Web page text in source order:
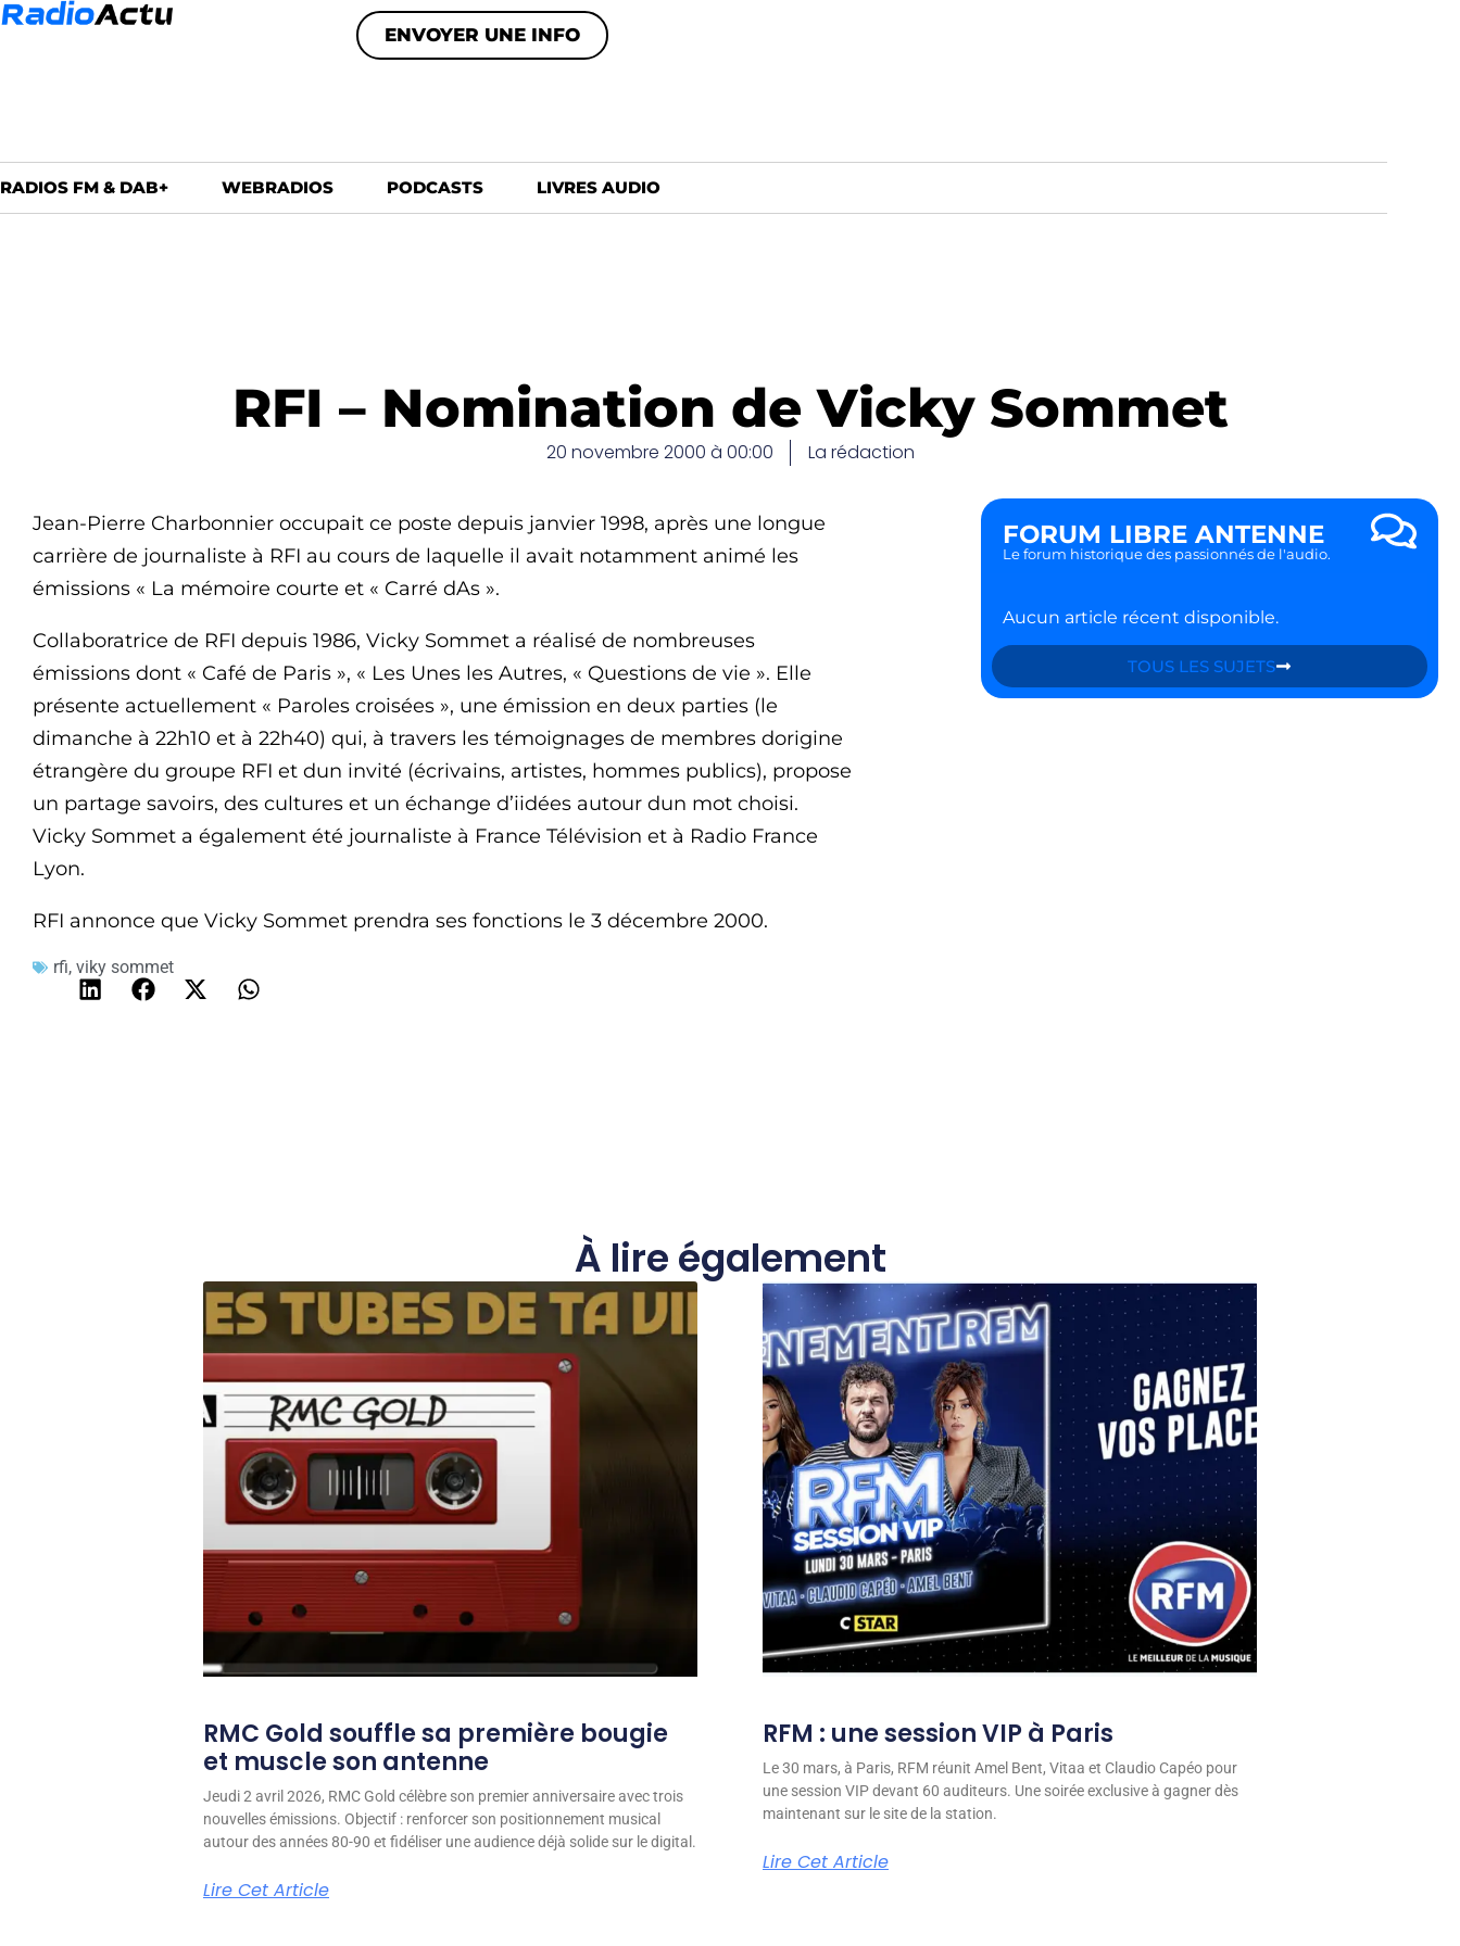
ENVOYER UNE INFO
RADIOS FM & DAB+ WEBRADIOS PODCASTS LIVRES AUDIO
RFI – Nomination de Vicky Sommet
20 novembre 2000 à 00:00 La rédaction
Jean-Pierre Charbonnier occupait ce poste depuis janvier 1998, après une longue
carrière de journaliste à RFI au cours de laquelle il avait notamment animé les
émissions « La mémoire courte et « Carré dAs ».
Collaboratrice de RFI depuis 1986, Vicky Sommet a réalisé de nombreuses
émissions dont « Café de Paris », « Les Unes les Autres, « Questions de vie ». Elle
présente actuellement « Paroles croisées », une émission en deux parties (le
dimanche à 22h10 et à 22h40) qui, à travers les témoignages de membres dorigine
étrangère du groupe RFI et dun invité (écrivains, artistes, hommes publics), propose
un partage savoirs, des cultures et un échange d’iidées autour dun mot choisi.
Vicky Sommet a également été journaliste à France Télévision et à Radio France
Lyon.
RFI annonce que Vicky Sommet prendra ses fonctions le 3 décembre 2000.
rfi, viky sommet
FORUM LIBRE ANTENNE
Le forum historique des passionnés de l'audio.
Aucun article récent disponible.
TOUS LES SUJETS
À lire également
RMC Gold souffle sa première bougie
et muscle son antenne
Jeudi 2 avril 2026, RMC Gold célèbre son premier anniversaire avec trois
nouvelles émissions. Objectif : renforcer son positionnement musical
autour des années 80-90 et fidéliser une audience déjà solide sur le digital.
Lire Cet Article
RFM : une session VIP à Paris
Le 30 mars, à Paris, RFM réunit Amel Bent, Vitaa et Claudio Capéo pour
une session VIP devant 60 auditeurs. Une soirée exclusive à gagner dès
maintenant sur le site de la station.
Lire Cet Article